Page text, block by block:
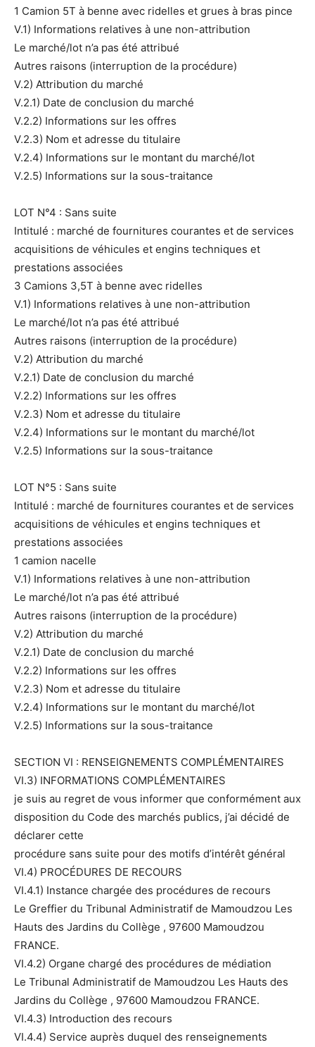
1 Camion 5T à benne avec ridelles et grues à bras pince
V.1) Informations relatives à une non-attribution
Le marché/lot n’a pas été attribué
Autres raisons (interruption de la procédure)
V.2) Attribution du marché
V.2.1) Date de conclusion du marché
V.2.2) Informations sur les offres
V.2.3) Nom et adresse du titulaire
V.2.4) Informations sur le montant du marché/lot
V.2.5) Informations sur la sous-traitance
LOT N°4 : Sans suite
Intitulé : marché de fournitures courantes et de services
acquisitions de véhicules et engins techniques et
prestations associées
3 Camions 3,5T à benne avec ridelles
V.1) Informations relatives à une non-attribution
Le marché/lot n’a pas été attribué
Autres raisons (interruption de la procédure)
V.2) Attribution du marché
V.2.1) Date de conclusion du marché
V.2.2) Informations sur les offres
V.2.3) Nom et adresse du titulaire
V.2.4) Informations sur le montant du marché/lot
V.2.5) Informations sur la sous-traitance
LOT N°5 : Sans suite
Intitulé : marché de fournitures courantes et de services
acquisitions de véhicules et engins techniques et
prestations associées
1 camion nacelle
V.1) Informations relatives à une non-attribution
Le marché/lot n’a pas été attribué
Autres raisons (interruption de la procédure)
V.2) Attribution du marché
V.2.1) Date de conclusion du marché
V.2.2) Informations sur les offres
V.2.3) Nom et adresse du titulaire
V.2.4) Informations sur le montant du marché/lot
V.2.5) Informations sur la sous-traitance
SECTION VI : RENSEIGNEMENTS COMPLÉMENTAIRES
VI.3) INFORMATIONS COMPLÉMENTAIRES
je suis au regret de vous informer que conformément aux
disposition du Code des marchés publics, j’ai décidé de
déclarer cette
procédure sans suite pour des motifs d’intérêt général
VI.4) PROCÉDURES DE RECOURS
VI.4.1) Instance chargée des procédures de recours
Le Greffier du Tribunal Administratif de Mamoudzou Les
Hauts des Jardins du Collège , 97600 Mamoudzou
FRANCE.
VI.4.2) Organe chargé des procédures de médiation
Le Tribunal Administratif de Mamoudzou Les Hauts des
Jardins du Collège , 97600 Mamoudzou FRANCE.
VI.4.3) Introduction des recours
VI.4.4) Service auprès duquel des renseignements